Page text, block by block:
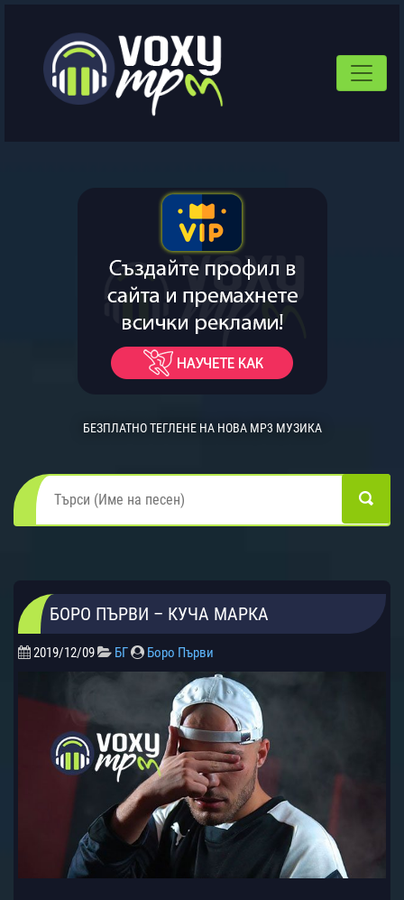
БЕЗПЛАТНО ТЕГЛЕНЕ НА НОВА MP3 МУЗИКА
БОРО ПЪРВИ – КУЧА МАРКА
2019/12/09 БГ Боро Първи